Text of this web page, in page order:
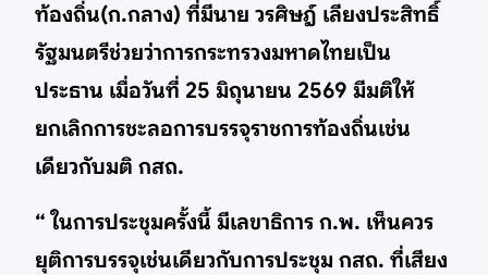
ท้องถิ่น(ก.กลาง) ที่มีนาย วรศิษฎ์ เลียงประสิทธิ์
รัฐมนตรีช่วยว่าการกระทรวงมหาดไทยเป็น
ประธาน เมื่อวันที่ 25 มิถุนายน 2569 มีมติให้
ยกเลิกการชะลอการบรรจุราชการท้องถิ่นเช่น
เดียวกับมติ กสถ.
“ ในการประชุมครั้งนี้ มีเลขาธิการ ก.พ. เห็นควร
ยุติการบรรจุเช่นเดียวกับการประชุม กสถ. ที่เสียง